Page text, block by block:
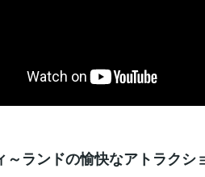
～ランドの愉快なアトラク